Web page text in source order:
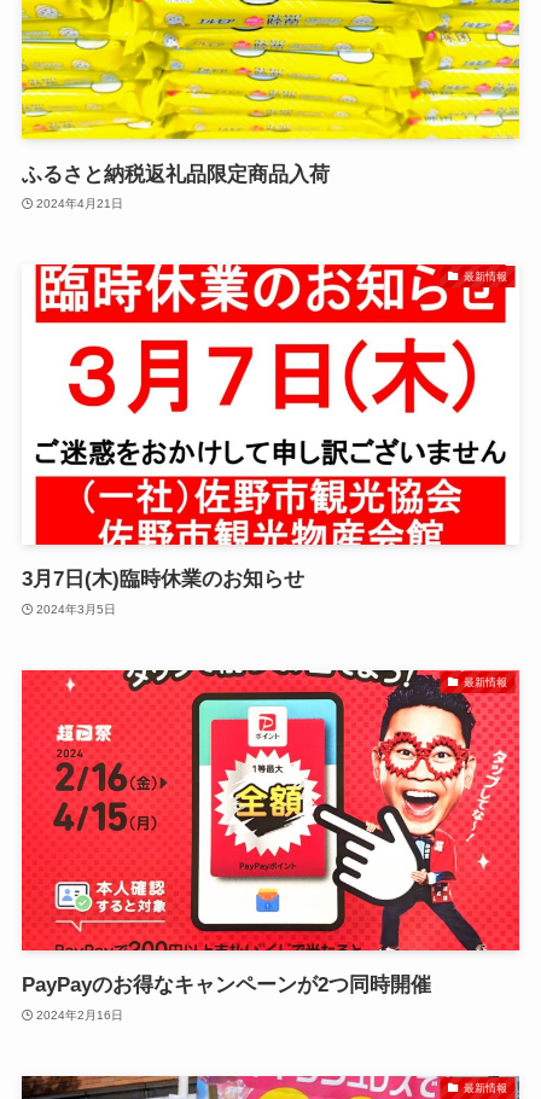
ふるさと納税返礼品限定商品入荷
2024年4月21日
最新情報
3月7日(木)臨時休業のお知らせ
2024年3月5日
最新情報
PayPayのお得なキャンペーンが2つ同時開催
2024年2月16日
最新情報